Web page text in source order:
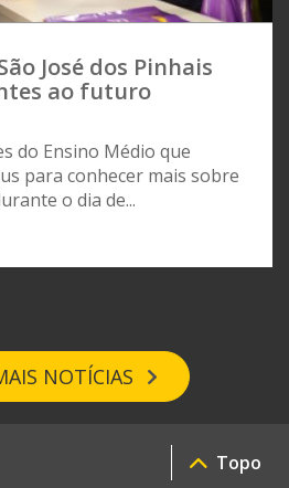
José dos Pinhais
ao futuro
do Ensino Médio que
para conhecer mais sobre
o dia de...
NOTÍCIAS
Topo